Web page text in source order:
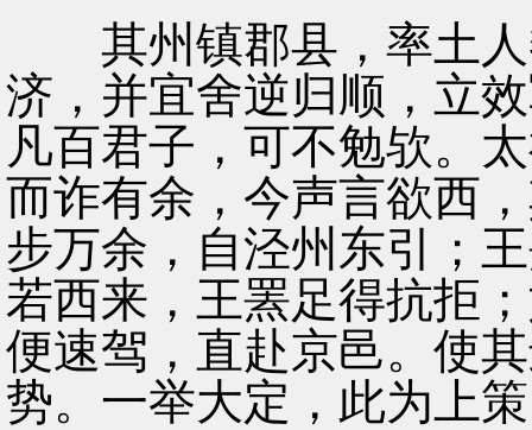
其州镇郡县，率土人
济，并宜舍逆归顺，立
凡百君子，可不勉欤。
而诈有余，今声言欲西
步万余，自泾州东引；
若西来，王罴足得抗拒
便速驾，直赴京邑。使
势。一举大定，此为上